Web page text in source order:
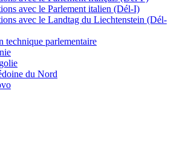
avec le Parlement italien (Dél-I)
avec le Landtag du Liechtenstein (Dél-
technique parlementaire
du Nord